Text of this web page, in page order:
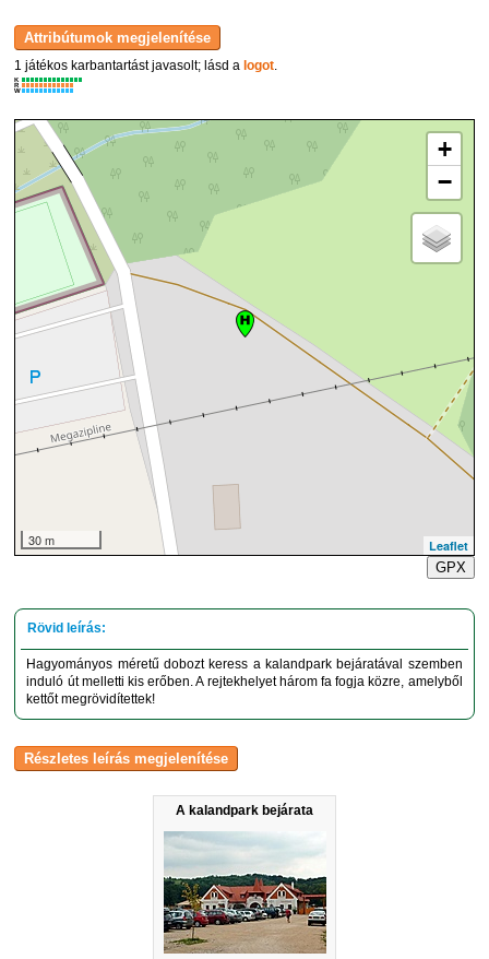
A kalandpark bejárata
1 játékos karbantartást javasolt; lásd alogot.
K
R
W
+
−
30 m
Leaflet
GPX
Hagyományos méretű dobozt keress a kalandpark bejáratával szemben
induló út melletti kis erőben. A rejtekhelyet három fa fogja közre, amelyből
kettőt megrövidítettek!